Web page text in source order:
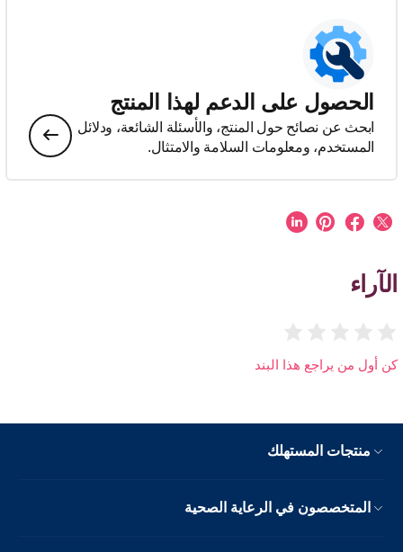
الحصول على الدعم لهذا المنتج
ابحث عن نصائح حول المنتج، والأسئلة الشائعة، ودلائل
المستخدم، ومعلومات السلامة والامتثال.
الآراء
كن أول من يراجع هذا البند
منتجات المستهلك
المتخصصون في الرعاية الصحية